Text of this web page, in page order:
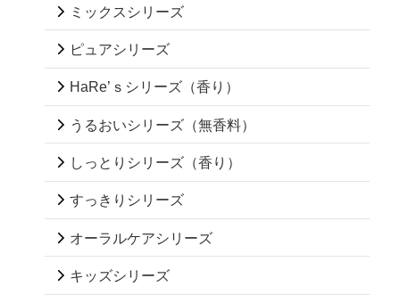
ミックスシリーズ
ピュアシリーズ
HaRe’ｓシリーズ（香り）
うるおいシリーズ（無香料）
しっとりシリーズ（香り）
すっきりシリーズ
オーラルケアシリーズ
キッズシリーズ